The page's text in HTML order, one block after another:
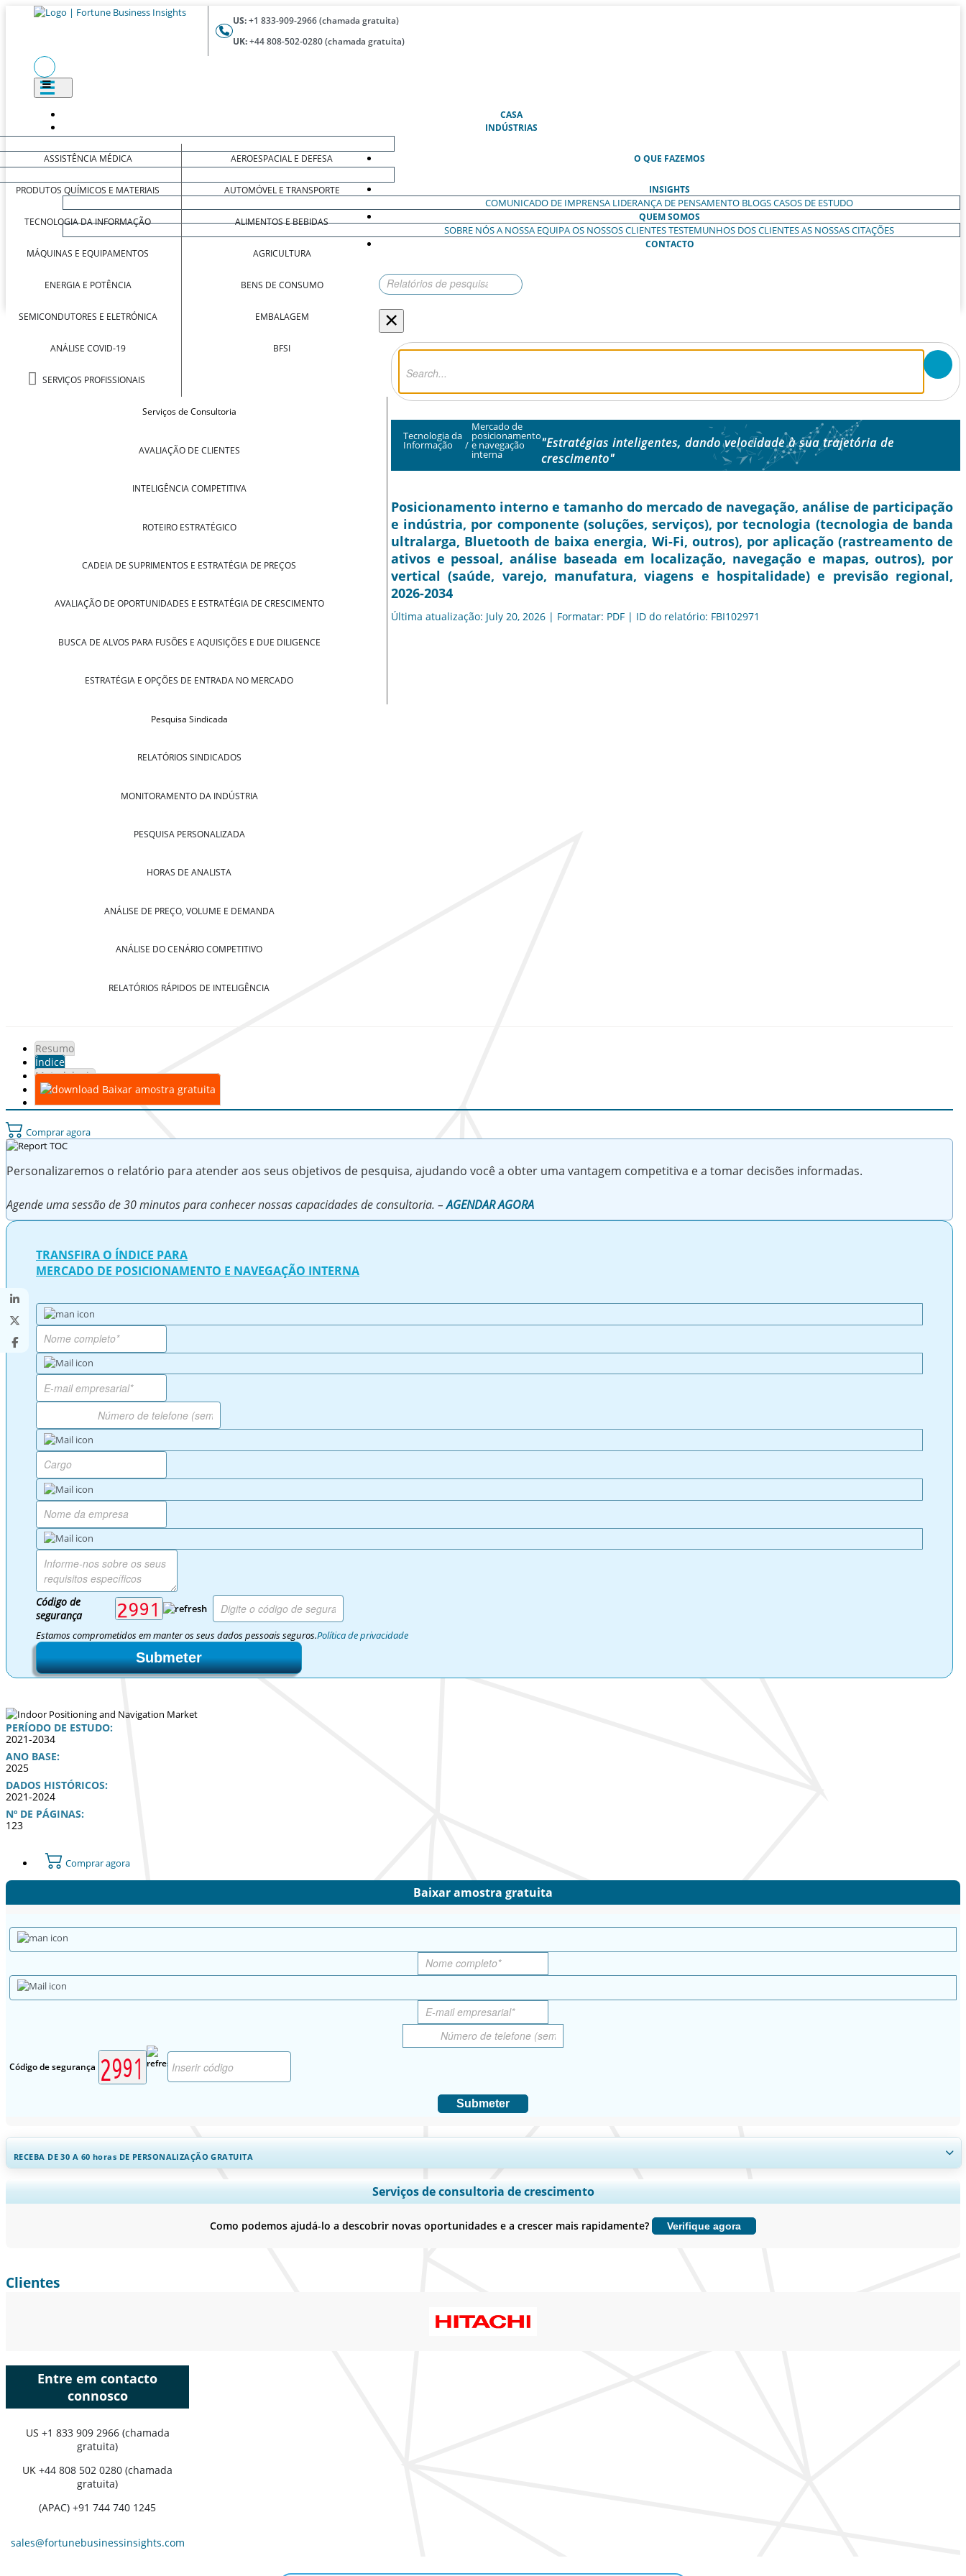
US:+1 833-909-2966 (chamada gratuita)
UK:+44 808-502-0280 (chamada gratuita)
CASA(ATUAL)
INDÚSTRIAS
ASSISTÊNCIA MÉDICA
PRODUTOS QUÍMICOS E MATERIAIS
TECNOLOGIA DA INFORMAÇÃO
MÁQUINAS E EQUIPAMENTOS
ENERGIA E POTÊNCIA
SEMICONDUTORES E ELETRÓNICA
ANÁLISE COVID-19
SERVIÇOS PROFISSIONAIS
AEROESPACIAL E DEFESA
AUTOMÓVEL E TRANSPORTE
ALIMENTOS E BEBIDAS
AGRICULTURA
BENS DE CONSUMO
EMBALAGEM
BFSI
O QUE FAZEMOS
Serviços de Consultoria
AVALIAÇÃO DE CLIENTES
INTELIGÊNCIA COMPETITIVA
ROTEIRO ESTRATÉGICO
CADEIA DE SUPRIMENTOS E ESTRATÉGIA DE PREÇOS
AVALIAÇÃO DE OPORTUNIDADES E ESTRATÉGIA DE CRESCIMENTO
BUSCA DE ALVOS PARA FUSÕES E AQUISIÇÕES E DUE DILIGENCE
ESTRATÉGIA E OPÇÕES DE ENTRADA NO MERCADO
Pesquisa Sindicada
RELATÓRIOS SINDICADOS
MONITORAMENTO DA INDÚSTRIA
PESQUISA PERSONALIZADA
HORAS DE ANALISTA
ANÁLISE DE PREÇO, VOLUME E DEMANDA
ANÁLISE DO CENÁRIO COMPETITIVO
RELATÓRIOS RÁPIDOS DE INTELIGÊNCIA
INSIGHTS
COMUNICADO DE IMPRENSA LIDERANÇA DE PENSAMENTO BLOGSCASOS DE ESTUDO
QUEM SOMOS
SOBRE NÓSA NOSSA EQUIPAOS NOSSOS CLIENTESTESTEMUNHOS DOS CLIENTESAS NOSSAS CITAÇÕES
CONTACTO
×
Tecnologia da
Informação /
Mercado de
posicionamento
e navegação
interna
"Estratégias inteligentes, dando velocidade à sua trajetória de
crescimento"
Posicionamento interno e tamanho do mercado de navegação, análise de participação
e indústria, por componente (soluções, serviços), por tecnologia (tecnologia de banda
ultralarga, Bluetooth de baixa energia, Wi-Fi, outros), por aplicação (rastreamento de
ativos e pessoal, análise baseada em localização, navegação e mapas, outros), por
vertical (saúde, varejo, manufatura, viagens e hospitalidade) e previsão regional,
2026-2034
Última atualização: July 20, 2026 | Formatar: PDF | ID do relatório: FBI102971
Resumo
Índice
Metodologia
Baixar amostra gratuita
Comprar agora
Personalizaremos o relatório para atender aos seus objetivos de pesquisa, ajudando você a obter uma vantagem competitiva e a tomar decisões informadas.
Agende uma sessão de 30 minutos para conhecer nossas capacidades de consultoria. –AGENDAR AGORA
TRANSFIRA O ÍNDICE PARA
MERCADO DE POSICIONAMENTO E NAVEGAÇÃO INTERNA
Código de
segurança
Estamos comprometidos em manter os seus dados pessoais seguros.Política de privacidade
Submeter
PERÍODO DE ESTUDO:
2021-2034
ANO BASE:
2025
DADOS HISTÓRICOS:
2021-2024
Nº DE PÁGINAS:
123
Comprar agora
Baixar amostra gratuita
Código de segurança
Submeter
RECEBA DE 30 A 60 horas DE PERSONALIZAÇÃO GRATUITA
Ampliar a cobertura regional e por país, Análise de segmentos, Perfis de empresas, Benchmarking competitivo, e insights sobre o usuário final.
Serviços de consultoria de crescimento
Como podemos ajudá-lo a descobrir novas oportunidades e a crescer mais rapidamente? Verifique agora
Clientes
Entre em contacto
connosco
US +1 833 909 2966 (chamada
gratuita)
UK +44 808 502 0280 (chamada
gratuita)
(APAC) +91 744 740 1245
sales@fortunebusinessinsights.com